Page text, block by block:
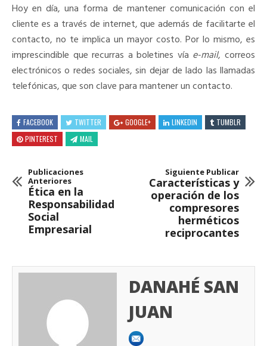
Hoy en día, una forma de mantener comunicación con el
cliente es a través de internet, que además de facilitarte el
contacto, no te implica un mayor costo. Por lo mismo, es
imprescindible que recurras a boletines vía e-mail, correos
electrónicos o redes sociales, sin dejar de lado las llamadas
telefónicas, que son clave para mantener un contacto.
FACEBOOK TWITTER GOOGLE+ LINKEDIN
TUMBLR
PINTEREST
MAIL
Publicaciones
Anteriores
Ética en la
Responsabilidad
Social
Empresarial
Siguiente Publicar
Características y
operación de los
compresores
herméticos
reciprocantes
DANAHÉ SAN
JUAN